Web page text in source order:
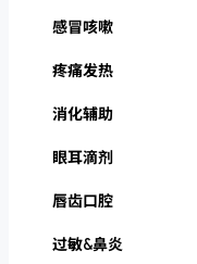
感冒咳嗽
疼痛发热
消化辅助
眼耳滴剂
唇齿口腔
过敏&鼻炎